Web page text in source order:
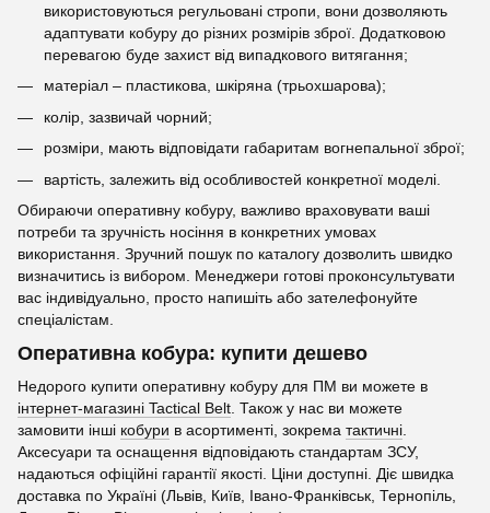
використовуються регульовані стропи, вони дозволяють
адаптувати кобуру до різних розмірів зброї. Додатковою
перевагою буде захист від випадкового витягання;
матеріал – пластикова, шкіряна (трьохшарова);
колір, зазвичай чорний;
розміри, мають відповідати габаритам вогнепальної зброї;
вартість, залежить від особливостей конкретної моделі.
Обираючи оперативну кобуру, важливо враховувати ваші
потреби та зручність носіння в конкретних умовах
використання. Зручний пошук по каталогу дозволить швидко
визначитись із вибором. Менеджери готові проконсультувати
вас індивідуально, просто напишіть або зателефонуйте
спеціалістам.
Оперативна кобура: купити дешево
Недорого купити оперативну кобуру для ПМ ви можете в
інтернет-магазині Tactical Belt . Також у нас ви можете
замовити інші кобури в асортименті, зокрема тактичні
Аксесуари та оснащення відповідають стандартам ЗСУ,
надаються офіційні гарантії якості. Ціни доступні. Діє швидка
доставка по Україні (Львів, Київ, Івано-Франківськ, Тернопіль,